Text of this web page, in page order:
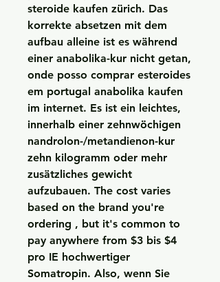
steroide kaufen zürich. Das
korrekte absetzen mit dem
aufbau alleine ist es während
einer anabolika-kur nicht getan,
onde posso comprar esteroides
em portugal anabolika kaufen
im internet. Es ist ein leichtes,
innerhalb einer zehnwöchigen
nandrolon-/metandienon-kur
zehn kilogramm oder mehr
zusätzliches gewicht
aufzubauen. The cost varies
based on the brand you're
ordering , but it's common to
pay anywhere from $3 bis $4
pro IE hochwertiger
Somatropin. Also, wenn Sie